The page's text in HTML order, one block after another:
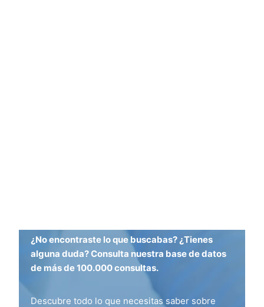
¿No encontraste lo que buscabas? ¿Tienes
alguna duda? Consulta nuestra base de datos
de más de 100.000 consultas.
Descubre todo lo que necesitas saber sobre